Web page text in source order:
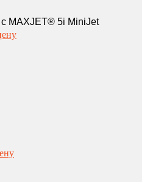
с MAXJET® 5i MiniJet